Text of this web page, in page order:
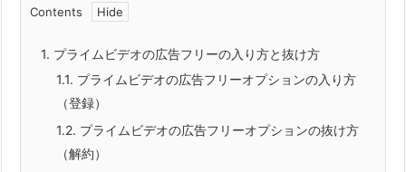
Contents
1. プライムビデオの広告フリーの入り方と抜け方
1.1. プライムビデオの広告フリーオプションの入り方
（登録）
1.2. プライムビデオの広告フリーオプションの抜け方
（解約）